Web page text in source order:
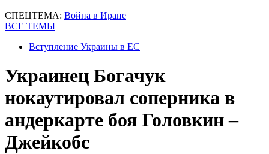
СПЕЦТЕМА: Война в Иране
ВСЕ ТЕМЫ
Вступление Украины в ЕС
Украинец Богачук
нокаутировал соперника в
андеркарте боя Головкин –
Джейкобс